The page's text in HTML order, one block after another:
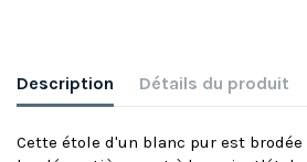
Description Détails du produit
Cette étole d'un blanc pur est